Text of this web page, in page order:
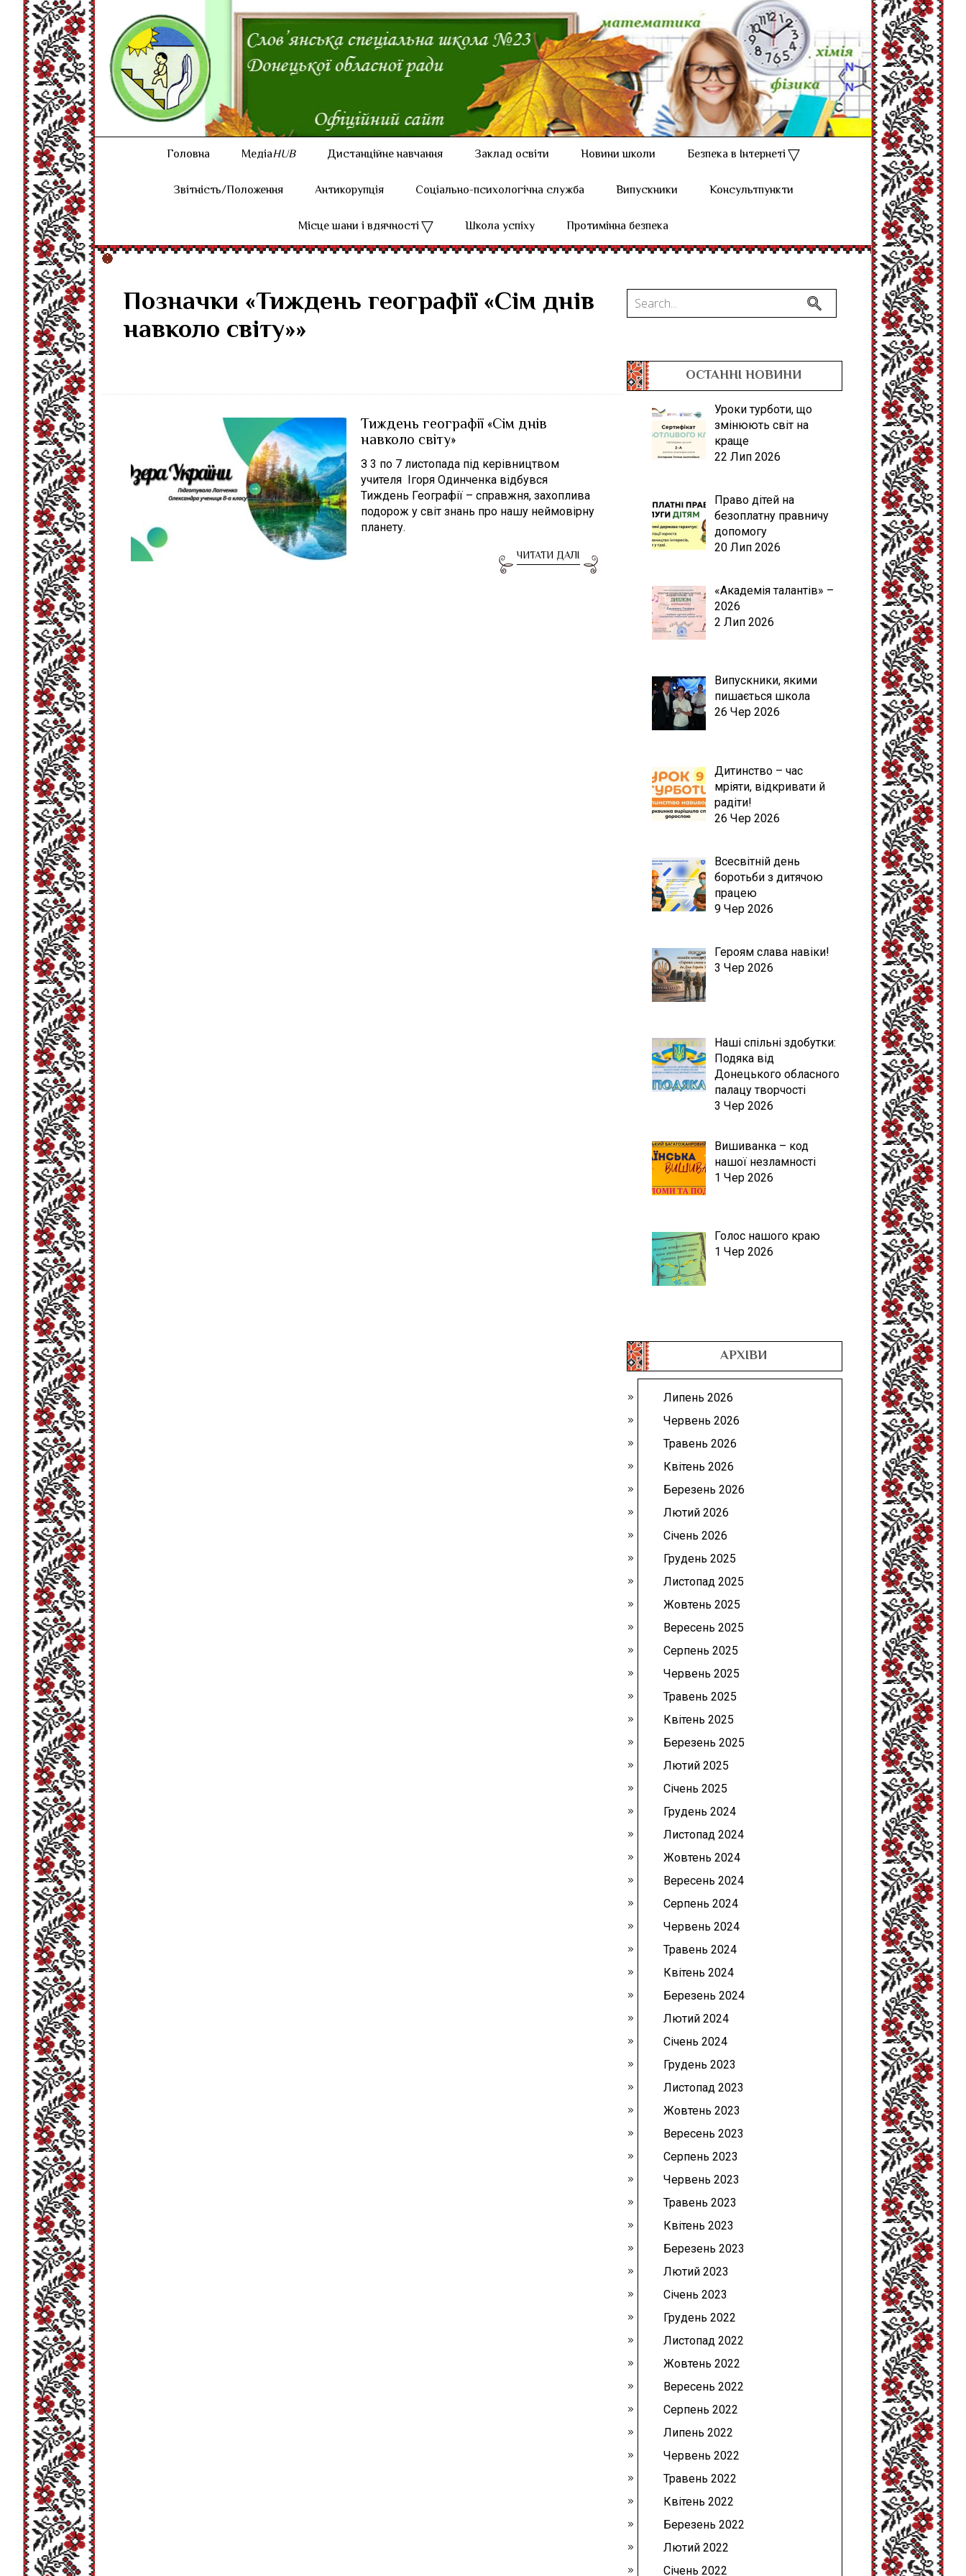
Головна МедіаHUB Дистанційне навчання Заклад освіти Новини школи
Безпека в Інтернеті
Звітність/Положення
Антикорупція Соціально-психологічна служба Випускники
Консультпункти
Місце шани і вдячності
Школа успіху Протимінна безпека
Позначки «Тиждень географії «Сім днів
навколо світу»»
Тиждень географії «Сім днів
навколо світу»
З 3 по 7 листопада під керівництвом
учителя Ігоря Одинченка відбувся
Тиждень Географії – справжня, захоплива
подорож у світ знань про нашу неймовірну
планету.
ЧИТАТИ ДАЛІ
ОСТАННІ НОВИНИ
Уроки турботи, що
змінюють світ на
краще
22 Лип 2026
Право дітей на
безоплатну правничу
допомогу
20 Лип 2026
«Академія талантів» –
2026
2 Лип 2026
Випускники, якими
пишається школа
26 Чер 2026
Дитинство – час
мріяти, відкривати й
радіти!
26 Чер 2026
Всесвітній день
боротьби з дитячою
працею
9 Чер 2026
Героям слава навіки!
3 Чер 2026
Наші спільні здобутки:
Подяка від
Донецького обласного
палацу творчості
3 Чер 2026
Вишиванка – код
нашої незламності
1 Чер 2026
Голос нашого краю
1 Чер 2026
АРХІВИ
Липень 2026
Червень 2026
Травень 2026
Квітень 2026
Березень 2026
Лютий 2026
Січень 2026
Грудень 2025
Листопад 2025
Жовтень 2025
Вересень 2025
Серпень 2025
Червень 2025
Травень 2025
Квітень 2025
Березень 2025
Лютий 2025
Січень 2025
Грудень 2024
Листопад 2024
Жовтень 2024
Вересень 2024
Серпень 2024
Червень 2024
Травень 2024
Квітень 2024
Березень 2024
Лютий 2024
Січень 2024
Грудень 2023
Листопад 2023
Жовтень 2023
Вересень 2023
Серпень 2023
Червень 2023
Травень 2023
Квітень 2023
Березень 2023
Лютий 2023
Січень 2023
Грудень 2022
Листопад 2022
Жовтень 2022
Вересень 2022
Серпень 2022
Липень 2022
Червень 2022
Травень 2022
Квітень 2022
Березень 2022
Лютий 2022
Січень 2022